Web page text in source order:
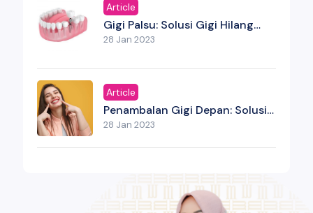
Article
Gigi Palsu: Solusi Gigi Hilang
Yang Bukan Sekadar Estetika
28 Jan 2023
Article
Penambalan Gigi Depan: Solusi
Estetik Untuk Senyum Yang
28 Jan 2023